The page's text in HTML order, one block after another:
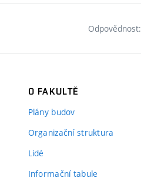
Odpovědnost:
O FAKULTĚ
Plány budov
Organizační struktura
Lidé
Informační tabule